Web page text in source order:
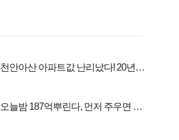
천안아산 아파트값 난리났다! 20년
오늘밤 187억뿌린다, 먼저 주우면 최